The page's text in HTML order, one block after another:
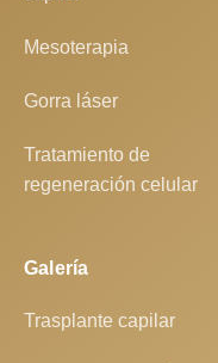
Mesoterapia
Gorra láser
Tratamiento de
regeneración celular
Galería
Trasplante capilar